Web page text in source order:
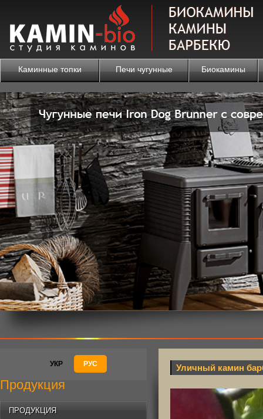
Каминные топки Печи чугунные Биокамины
УКР РУС
Продукция
ПРОДУКЦИЯ
Уличный камин